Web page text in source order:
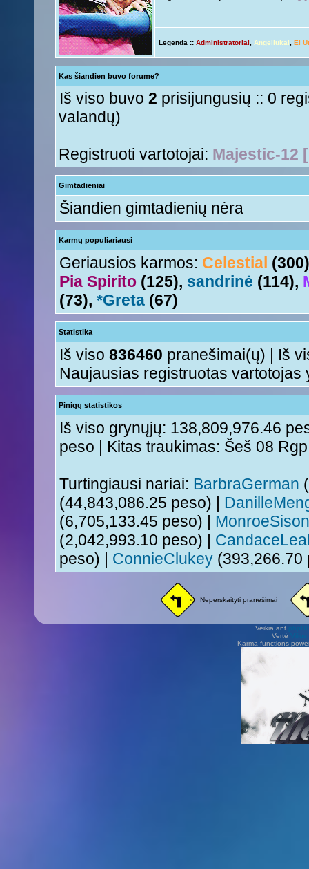
Giedryte.« Pen 04 Rgs, 2015 5:29 pm »
Nesquik« Ant 01 Rgs, 2015 6:12 pm »ačiū ačiū ir jus
Anny!« Ant 01 Rgs, 2015 11:50 am »Ir tave
Tori« Ant 01 Rgs, 2015 11:17 am »Su naujais mokslo metais
aha
Legenda :: Administratoriai Angeliukai El
Kas šiandien buvo forume?
Iš viso buvo 2 prisijungusių :: 0
valandų)
Registruoti vartotojai: Majestic-12
Gimtadieniai
Šiandien gimtadienių nėra
Karmų populiariausi
Geriausios karmos: Celestial
Pia Spirito (125), sandrinė (114),
(73), *Greta (67)
Statistika
Iš viso 836460 pranešimai(ų) | Iš
Naujausias registruotas vartotojas
Pinigų statistikos
Iš viso grynųjų: 138,809,976.46
peso | Kitas traukimas: Šeš 08
Turtingiausi nariai: BarbraGerman
(44,843,086.25 peso) |
(6,705,133.45 peso) | MonroeSison
(2,042,993.10 peso) |
peso) | ConnieClukey
Neperskaityti pranešimai
Veikia ant
Vertė Vilius
Karma functions